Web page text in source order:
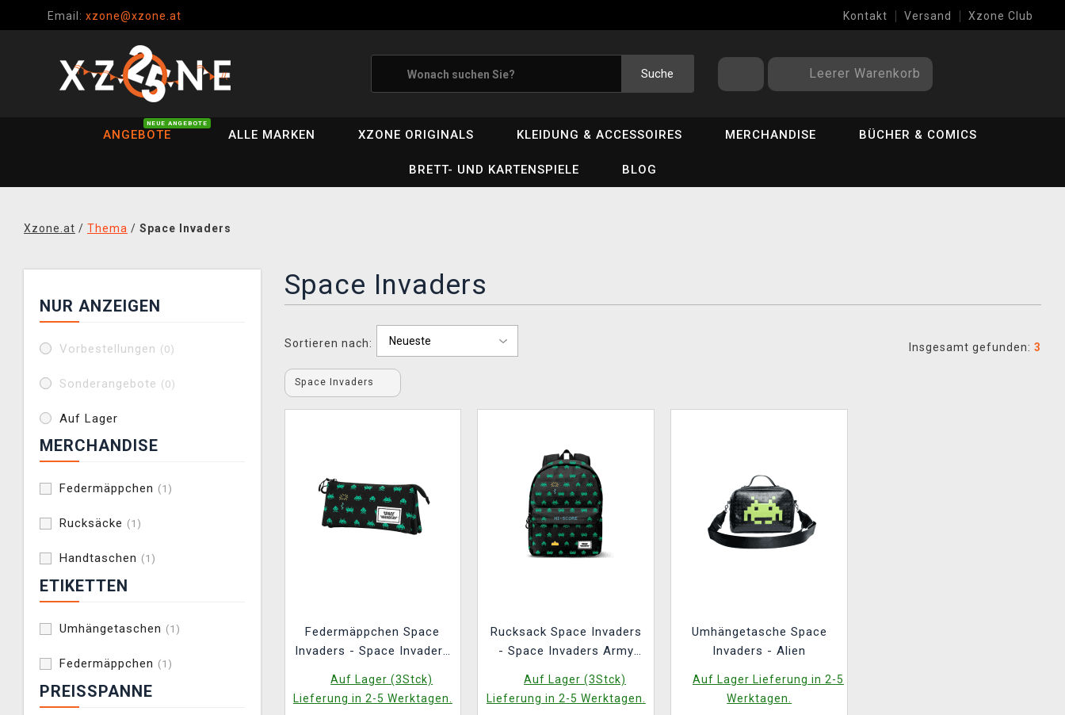
Email: xzone@xzone.at Kontakt Versand Xzone Club
Suche Leerer Warenkorb
ANGEBOTE
NEUE ANGEBOTE
ALLE MARKEN XZONE ORIGINALS KLEIDUNG & ACCESSOIRES MERCHANDISE BÜCHER & COMICS
BRETT- UND KARTENSPIELE BLOG
Xzone.at / Thema / Space Invaders
NUR ANZEIGEN
Vorbestellungen (0)
Sonderangebote (0)
Auf Lager
MERCHANDISE
Federmäppchen (1)
Rucksäcke (1)
Handtaschen (1)
ETIKETTEN
Umhängetaschen (1)
Federmäppchen (1)
PREISSPANNE
Space Invaders
Sortieren nach: Insgesamt gefunden: 3
Space Invaders
Federmäppchen Space
Invaders - Space Invaders
Auf Lager (3Stck)
Lieferung in 2-5 Werktagen.
Rucksack Space Invaders
- Space Invaders Army
Auf Lager (3Stck)
Lieferung in 2-5 Werktagen.
Umhängetasche Space
Invaders - Alien
Auf Lager Lieferung in 2-5
Werktagen.